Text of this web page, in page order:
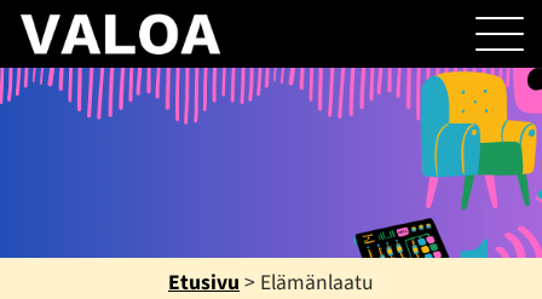
Etusivu > Elämänlaatu